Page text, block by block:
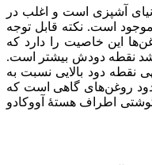
آشپزی است و اغلب در
است. نکته قابل توجه
این خاصیت را دارد که
نقطه دودش بیشتر است.
نقطه دود بالایی نسبت به
روغن‌های گاهی است که
اطراف هستهٔ آووکادو